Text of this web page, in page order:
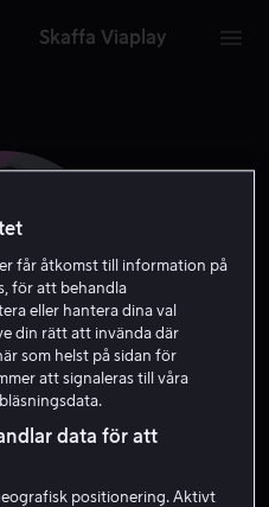
Skaffa Viaplay
Regissör
får åtkomst till information på
för att behandla
eller hantera dina val
din rätt att invända där
som helst på sidan för
att signaleras till våra
data för att
positionering. Aktivt